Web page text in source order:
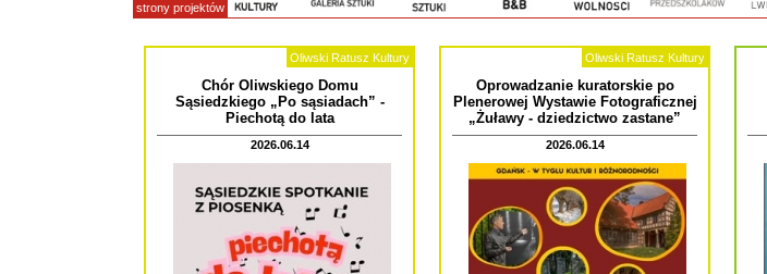
strony projektów
Oliwski Ratusz Kultury
Chór Oliwskiego Domu
Sąsiedzkiego „Po sąsiadach” -
Piechotą do lata
2026.06.14
Oliwski Ratusz Kultury
Oprowadzanie kuratorskie po
Plenerowej Wystawie Fotograficznej
„Żuławy - dziedzictwo zastane”
2026.06.14